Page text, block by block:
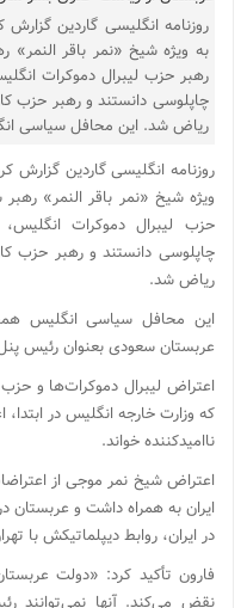
به ویژه شیخ «نمر باقر النمر»
رهبر حزب لیبرال دموکرات
چاپلوسی دانستند و رهبر حزب
ریاض شد. این محافل سیاسی
ویژه شیخ «نمر باقر النمر»
حزب لیبرال دموکرات
چاپلوسی دانستند و رهبر حزب
ریاض شد.
این محافل سیاسی انگلیس
عربستان سعودی بعنوان رئیس
اعتراض لیبرال‌ دموکرات‌ها و
ناامیدکننده خواند.
اعتراض شیخ نمر موجی از
ایران به همراه داشت و
در ایران، روابط دیپلماتیکش با
فارون تأکید کرد: «دولت
نقض می‌کند. آنها نمی‌توانند